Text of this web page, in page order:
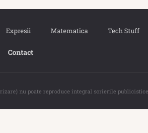
Expresii Matematica Tech Stuff
Contact
nu poate reproduce integral scrierile